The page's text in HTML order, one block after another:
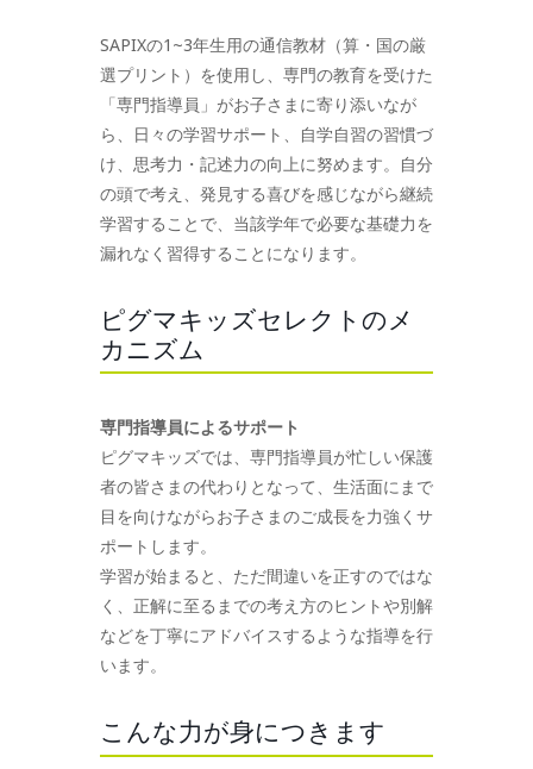
SAPIXの1~3年生用の通信教材（算・国の厳
選プリント）を使用し、専門の教育を受けた
「専門指導員」がお子さまに寄り添いなが
ら、日々の学習サポート、自学自習の習慣づ
け、思考力・記述力の向上に努めます。自分
の頭で考え、発見する喜びを感じながら継続
学習することで、当該学年で必要な基礎力を
漏れなく習得することになります。
ピグマキッズセレクトのメ
カニズム
専門指導員によるサポート
ピグマキッズでは、専門指導員が忙しい保護
者の皆さまの代わりとなって、生活面にまで
目を向けながらお子さまのご成長を力強くサ
ポートします。
学習が始まると、ただ間違いを正すのではな
く、正解に至るまでの考え方のヒントや別解
などを丁寧にアドバイスするような指導を行
います。
こんな力が身につきます